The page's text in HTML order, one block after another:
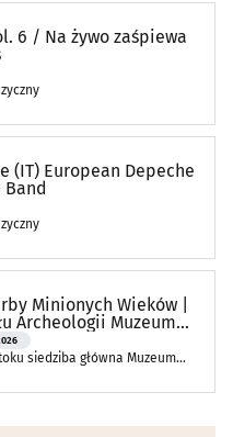
6 / Na żywo zaśpiewa
(IT) European Depeche
Minionych Wieków |
Archeologii Muzeum
siedziba główna Muzeum